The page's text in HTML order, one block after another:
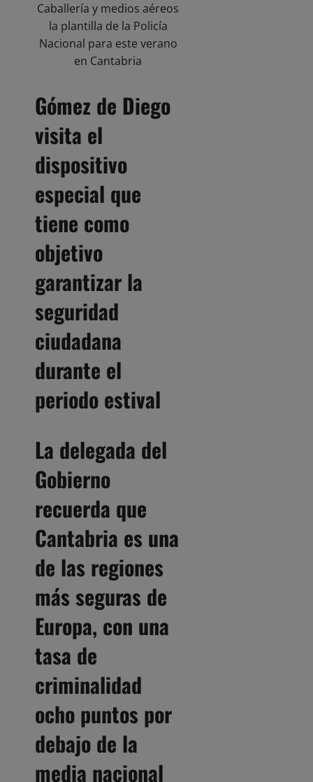
Caballería y medios aéreos
la plantilla de la Policía
Nacional para este verano
en Cantabria
Gómez de Diego
visita el
dispositivo
especial que
tiene como
objetivo
garantizar la
seguridad
ciudadana
durante el
periodo estival
La delegada del
Gobierno
recuerda que
Cantabria es una
de las regiones
más seguras de
Europa, con una
tasa de
criminalidad
ocho puntos por
debajo de la
media nacional